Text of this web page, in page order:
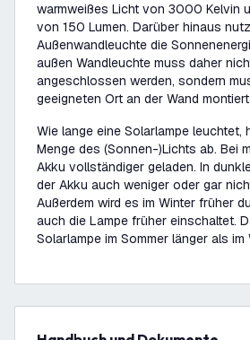
warmweißes Licht von 3000 Kelvin
von 150 Lumen. Darüber hinaus
Außenwandleuchte die
außen Wandleuchte muss daher
angeschlossen werden, sondern
geeigneten Ort an der Wand
Wie lange eine Solarlampe leuchtet,
Menge des (Sonnen-)Lichts ab. Bei
Akku vollständiger geladen. In
der Akku auch weniger oder gar
Außerdem wird es im Winter früher
auch die Lampe früher einschaltet.
Solarlampe im Sommer länger als im